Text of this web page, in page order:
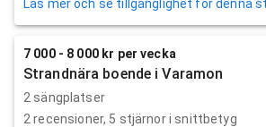
Läs mer och se tillgänglighet för denna
7 000 - 8 000 kr per vecka
Strandnära boende i Varamon
2 sängplatser
2 recensioner, 5 stjärnor i snittbetyg